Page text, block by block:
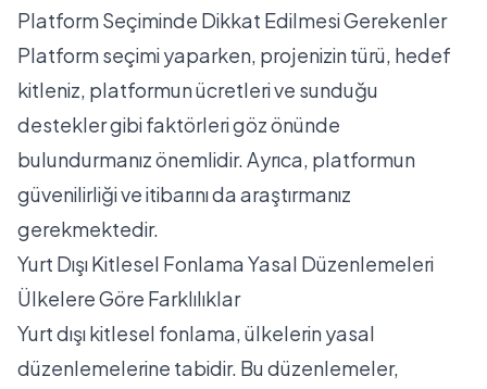
Platform Seçiminde Dikkat Edilmesi Gerekenler
Platform seçimi yaparken, projenizin türü, hedef
kitleniz, platformun ücretleri ve sunduğu
destekler gibi faktörleri göz önünde
bulundurmanız önemlidir. Ayrıca, platformun
güvenilirliği ve itibarını da araştırmanız
gerekmektedir.
Yurt Dışı Kitlesel Fonlama Yasal Düzenlemeleri
Ülkelere Göre Farklılıklar
Yurt dışı kitlesel fonlama, ülkelerin yasal
düzenlemelerine tabidir. Bu düzenlemeler,